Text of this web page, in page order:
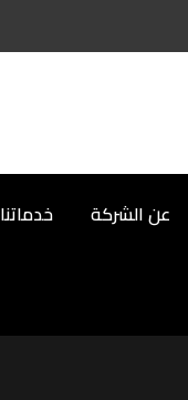
عن الشركة خدماتنا